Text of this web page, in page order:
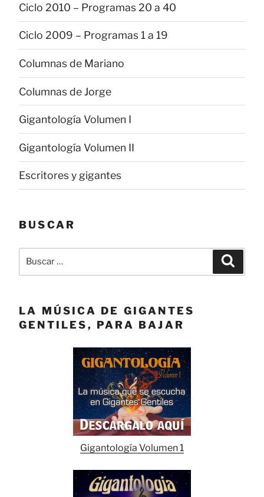
Ciclo 2010 – Programas 20 a 40
Ciclo 2009 – Programas 1 a 19
Columnas de Mariano
Columnas de Jorge
Gigantología Volumen I
Gigantología Volumen II
Escritores y gigantes
BUSCAR
Buscar
LA MÚSICA DE GIGANTES
GENTILES, PARA BAJAR
Gigantología Volumen 1